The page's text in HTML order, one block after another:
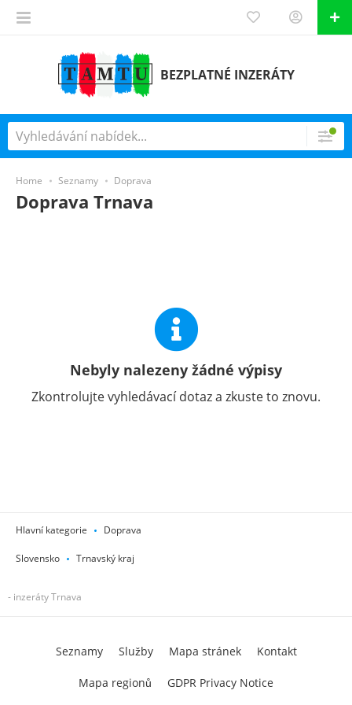
BEZPLATNÉ INZERÁTY
Home Seznamy Doprava
Doprava Trnava
Nebyly nalezeny žádné výpisy
Zkontrolujte vyhledávací dotaz a zkuste to znovu.
Hlavní kategorie Doprava
Slovensko Trnavský kraj
- inzeráty Trnava
Seznamy Služby Mapa stránek Kontakt
Mapa regionů GDPR Privacy Notice